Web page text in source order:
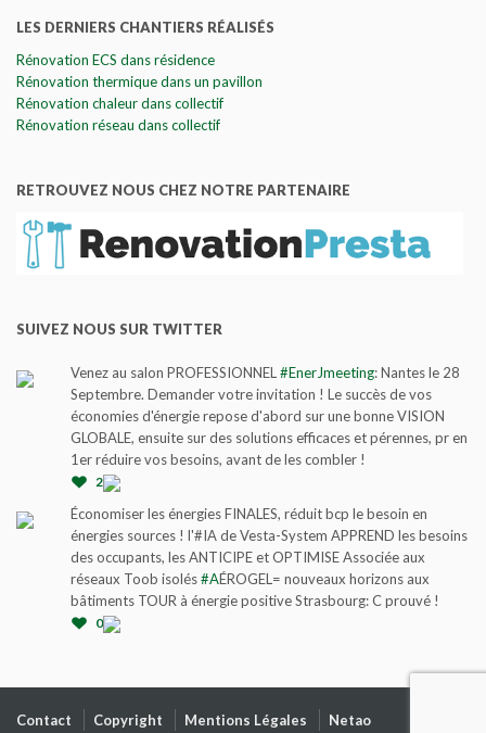
LES DERNIERS CHANTIERS RÉALISÉS
Rénovation ECS dans résidence
Rénovation thermique dans un pavillon
Rénovation chaleur dans collectif
Rénovation réseau dans collectif
RETROUVEZ NOUS CHEZ NOTRE PARTENAIRE
SUIVEZ NOUS SUR TWITTER
Venez au salon PROFESSIONNEL #EnerJmeeting: Nantes le 28
Septembre. Demander votre invitation ! Le succès de vos
économies d'énergie repose d'abord sur une bonne VISION
GLOBALE, ensuite sur des solutions efficaces et pérennes, pr en
1er réduire vos besoins, avant de les combler !
2
Économiser les énergies FINALES, réduit bcp le besoin en
énergies sources ! l'#IA de Vesta-System APPREND les besoins
des occupants, les ANTICIPE et OPTIMISE Associée aux
réseaux Toob isolés#AÉROGEL= nouveaux horizons aux
bâtiments TOUR à énergie positive Strasbourg: C prouvé !
0
Contact Copyright Mentions Légales Netao